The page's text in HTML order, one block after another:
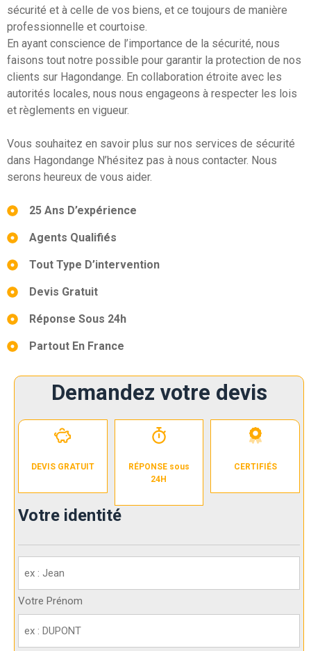
sécurité et à celle de vos biens, et ce toujours de manière
professionnelle et courtoise.
En ayant conscience de l’importance de la sécurité, nous
faisons tout notre possible pour garantir la protection de nos
clients sur Hagondange. En collaboration étroite avec les
autorités locales, nous nous engageons à respecter les lois
et règlements en vigueur.
Vous souhaitez en savoir plus sur nos services de sécurité
dans Hagondange N’hésitez pas à nous contacter. Nous
serons heureux de vous aider.
25 Ans D’expérience
Agents Qualifiés
Tout Type D’intervention
Devis Gratuit
Réponse Sous 24h
Partout En France
Demandez votre devis
DEVIS GRATUIT
RÉPONSE sous
24H
CERTIFIÉS
Votre identité
identité
(Nécessaire)
Votre Prénom